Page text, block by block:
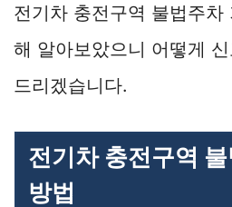
전기차 충전구역 불법주차
해 알아보았으니 어떻게
드리겠습니다.
전기차 충전구역
방법